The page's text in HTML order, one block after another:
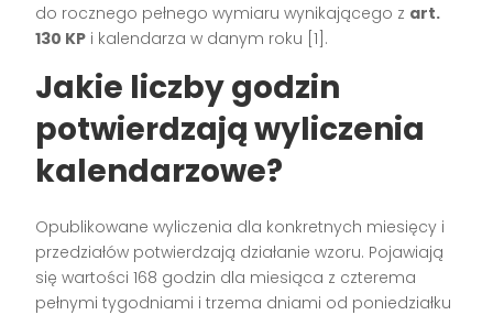
do rocznego pełnego wymiaru wynikającego z art.
130 KP i kalendarza w danym roku [1].
Jakie liczby godzin
potwierdzają wyliczenia
kalendarzowe?
Opublikowane wyliczenia dla konkretnych miesięcy i
przedziałów potwierdzają działanie wzoru. Pojawiają
się wartości 168 godzin dla miesiąca z czterema
pełnymi tygodniami i trzema dniami od poniedziałku